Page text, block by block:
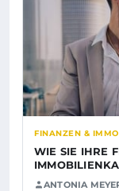
FINANZEN &
WIE SIE IHRE
ANTONIA